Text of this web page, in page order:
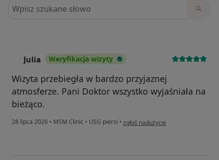
Szukaj w opiniach
Julia Weryfikacja wizyty
Wizyta przebiegła w bardzo przyjaznej
atmosferze. Pani Doktor wszystko wyjaśniała na
bieżąco.
28 lipca 2026 • MSM Clinic • USG piersi • w opinii użytkownika Julia
zgłoś nadużycie